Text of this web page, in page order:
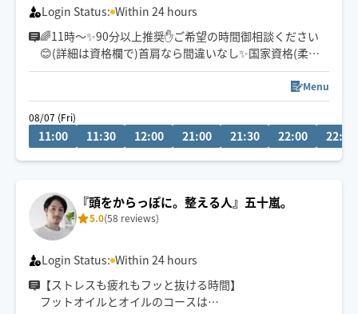
Login Status: Within 24 hours
🌈11時～✨90分以上推奨✋ご希望の時間御相談ください
😊(詳細は資格欄で)首肩なら間違いなし✨国家資格(柔整)
持ちで、整骨院、ホテルでの客室リラクゼーション経験
Menu
08/07 (Fri)
11:00 11:30 12:00 21:00 21:30 22:00 22:30
『頭をからっぽに。整える人』五十嵐。
5.0(58 reviews)
Login Status: Within 24 hours
【ストレスも疲れもフッと抜ける時間】
フットオイルとオイルのコースは